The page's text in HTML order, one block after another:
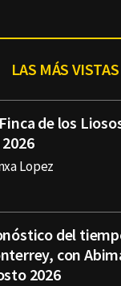
LAS MÁS VISTAS
de los
Lopez
del
con
2026